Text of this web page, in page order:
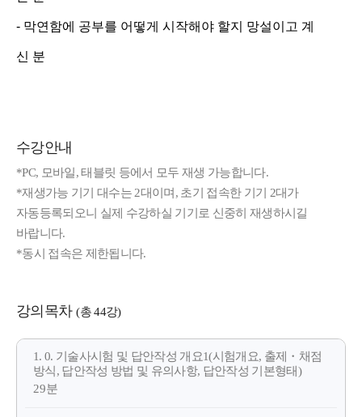
- 막연함에 공부를 어떻게 시작해야 할지 망설이고 계
신 분
수강안내
*PC, 모바일, 태블릿 등에서 모두 재생 가능합니다.
*재생가능 기기 대수는 2대이며, 초기 접속한 기기 2대가
자동등록되오니 실제 수강하실 기기로 신중히 재생하시길
바랍니다.
*동시 접속은 제한됩니다.
강의목차 (총 44강)
1. 0. 기술사시험 및 답안작성 개요1(시험개요, 출제・채점
방식, 답안작성 방법 및 유의사항, 답안작성 기본형태)
29분